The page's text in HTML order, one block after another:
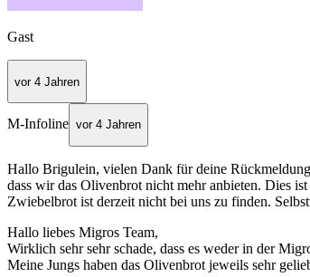
Gast
vor 4 Jahren
M-Infoline vor 4 Jahren
Hallo Brigulein, vielen Dank für deine
dass wir das Olivenbrot nicht mehr anbieten. Dies
Zwiebelbrot ist derzeit nicht bei uns zu finden.
Hallo liebes Migros Team,
Wirklich sehr sehr schade, dass es weder in der
Meine Jungs haben das Olivenbrot jeweils sehr